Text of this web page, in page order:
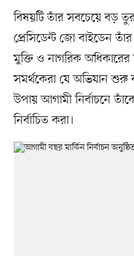
বিষয়টি তাঁর সবচেয়ে বড়
প্রেসিডেন্ট জো বাইডেন
মুক্তি ও নাগরিক অধিকারের
সমর্থকেরা যে অভিযান শুরু
উপায় আগামী নির্বাচনে
নির্বাচিত করা।